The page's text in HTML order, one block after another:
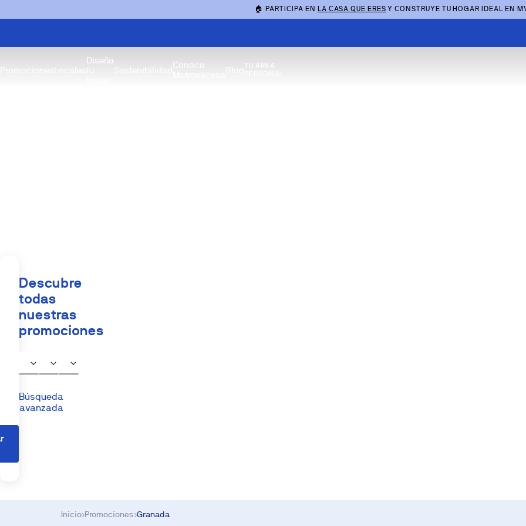
🏠 PARTICIPA EN LA CASA QUE ERES Y CONSTRUYE TU HOGAR IDEAL EN
Diseña
Conoce
TU ÁREA
Descubre
todas
nuestras
promociones
Búsqueda
avanzada
Inicio›Promociones›Granada